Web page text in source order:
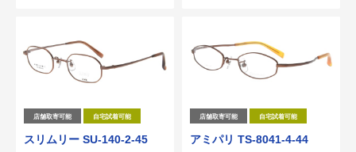
店舗取寄可能 自宅試着可能
スリムリー SU-140-2-45
店舗取寄可能 自宅試着可能
アミパリ TS-8041-4-44